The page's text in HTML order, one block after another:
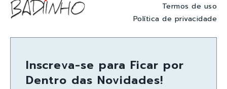
Termos de uso
Política de privacidade
Inscreva-se para Ficar por
Dentro das Novidades!